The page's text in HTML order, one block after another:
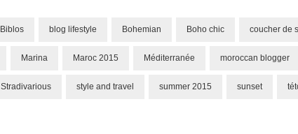
Biblos blog lifestyle Bohemian Boho chic coucher de
Marina Maroc 2015 Méditerranée moroccan blogger
Stradivarious style and travel summer 2015 sunset